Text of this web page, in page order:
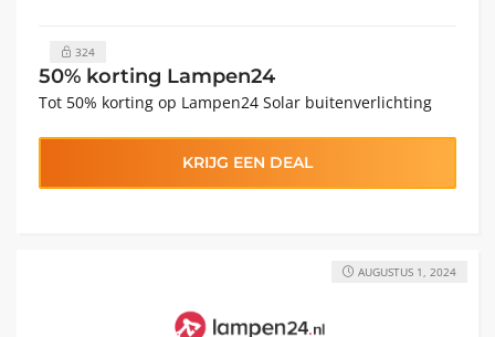
324
50% korting Lampen24
Tot 50% korting op Lampen24 Solar buitenverlichting
KRIJG EEN DEAL
AUGUSTUS 1, 2024